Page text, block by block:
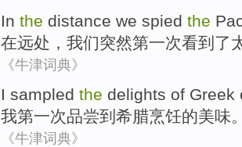
In the distance we spied the
在远处 ， 我们突然第一次看到 了
《牛津词典》
I sampled the delights of Greek
我第一次品尝到 希腊烹饪的美味
《牛津词典》